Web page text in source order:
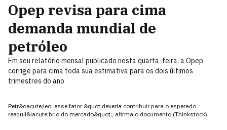
Opep revisa para cima
demanda mundial de
petróleo
Em seu relatório mensal publicado nesta quarta-feira, a Opep
corrige para cima toda sua estimativa para os dois últimos
trimestres do ano
Petr&oacute;leo: esse fator &quot;deveria contribuir para o esperado
reequil&iacute;brio do mercado&quot;, afirma o documento (Thinkstock)